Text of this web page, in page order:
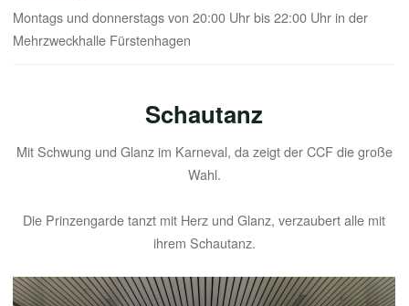
Montags und donnerstags von 20:00 Uhr bis 22:00 Uhr in der
Mehrzweckhalle Fürstenhagen
Schautanz
Mit Schwung und Glanz im Karneval, da zeigt der CCF die große
Wahl.
Die Prinzengarde tanzt mit Herz und Glanz, verzaubert alle mit
ihrem Schautanz.